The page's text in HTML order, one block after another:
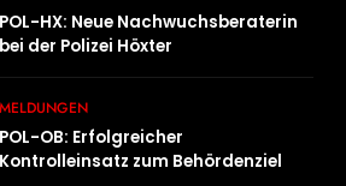
POL-HX: Neue Nachwuchsberaterin
bei der Polizei Höxter
MELDUNGEN
POL-OB: Erfolgreicher
Kontrolleinsatz zum Behördenziel